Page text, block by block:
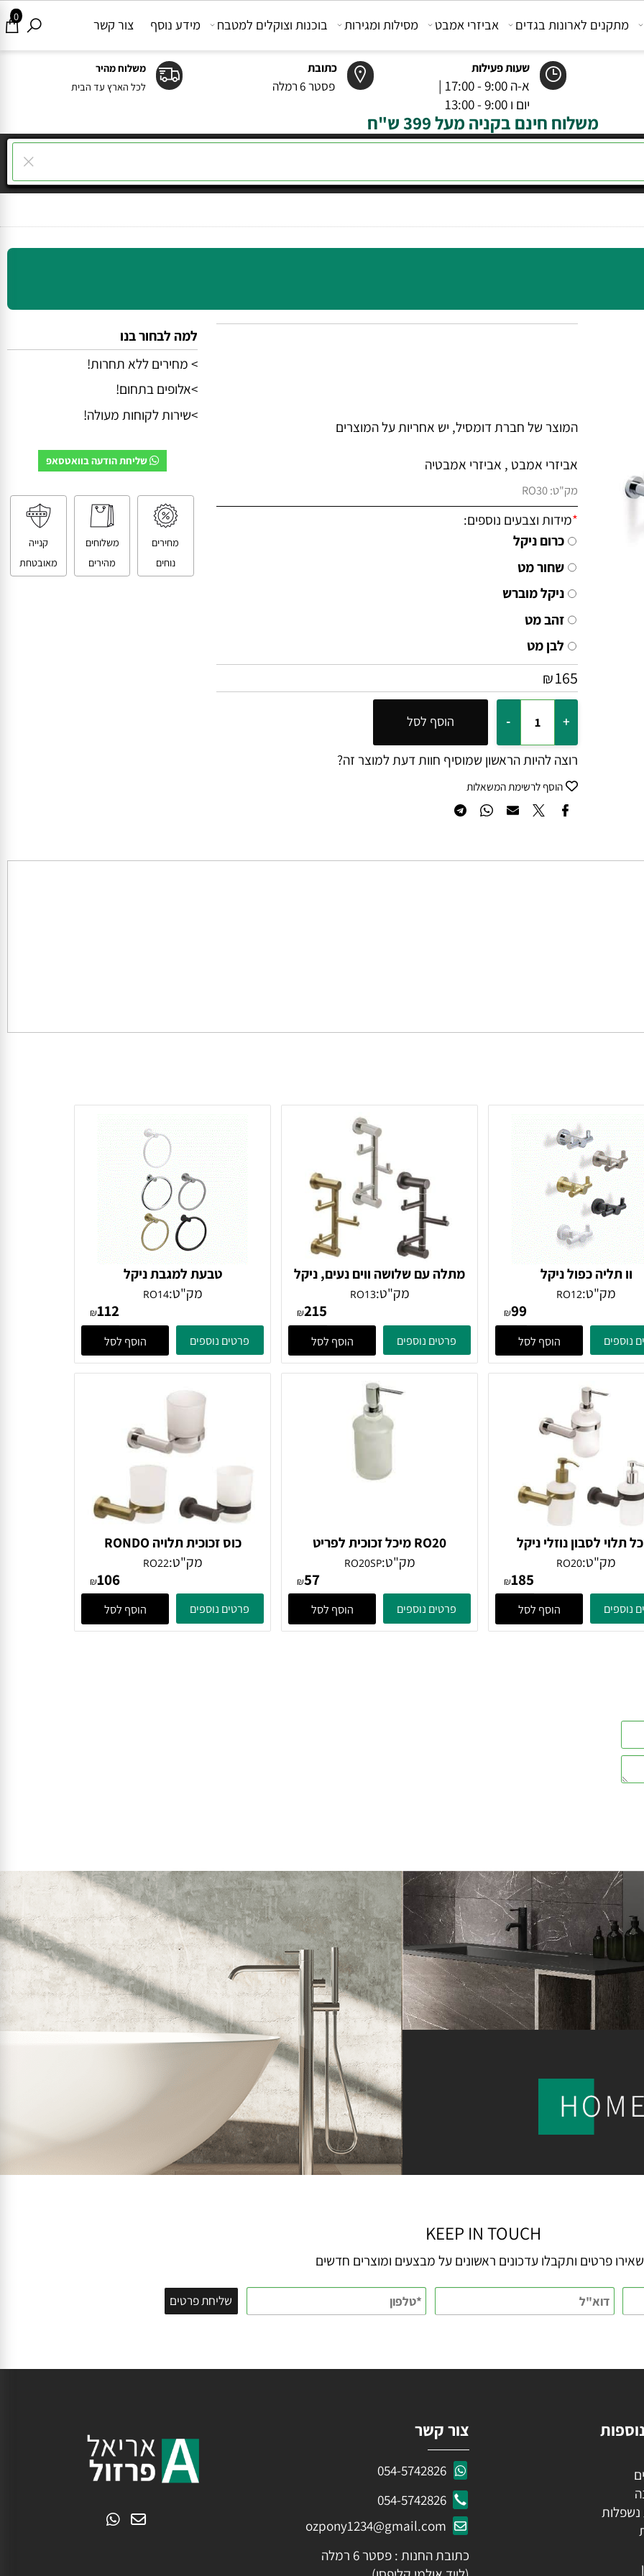
שעות פעילות
א-ה 9:00 - 17:00 |
יום ו 9:00 - 13:00
כתובת
פסטר 6 רמלה
משלוח מהיר
לכל הארץ עד הבית
0 לארונות בגדים אביזרי אמבט מסילות ומגירות בוכנות וצוקלים למטבח מידע נוסף צור קשר
משלוח חינם בקניה מעל 399 ש"ח
אביזרי אמבט , אביזרי אמבטיה
מק"ט:RO30
מידות וצבעים נוספים:
כרום ניקל
שחור מט
ניקל מוברש
זהב מט
לבן מט
₪
הוסף לסל
רוצה להיות הראשון שמוסיף חוות דעת למוצר זה?
הוסף לרשימת המשאלות
למה לבחור בנו
>אלופים בתחום!
מחירים משלוחים קנייה
כפול ניקל
מק"ט:RO12
₪99
הוסף לסל
מתלה עם שלושה ווים נעים, ניקל
מק"ט:
₪215
הוסף לסל
טבעת למגבת ניקל
מק"ט:
₪112
פרטים נוספים
לסבון נוזלי ניקל
מק"ט:RO20
RO20 מיכל זכוכית לפריט
מק"ט:RO20SP
כוס זכוכית תלויה RONDO
מק"ט:RO22
צור קשר